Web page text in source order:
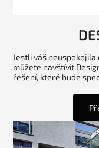
Jestli váš
můžete navštívit
řešení, které bude